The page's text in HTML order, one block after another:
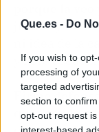
Que.es - Do
If you wish to
processing of
targeted
section to
opt-out request
juntas y nos
y lloro
Firme
que "son la